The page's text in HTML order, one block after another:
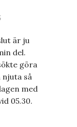
är ju
del.
göra
njuta så
med
05.30.